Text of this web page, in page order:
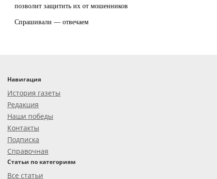
позволит защитить их от мошенников
Спрашивали — отвечаем
Навигация
История газеты
Редакция
Наши победы
Контакты
Подписка
Справочная
Статьи по категориям
Все статьи